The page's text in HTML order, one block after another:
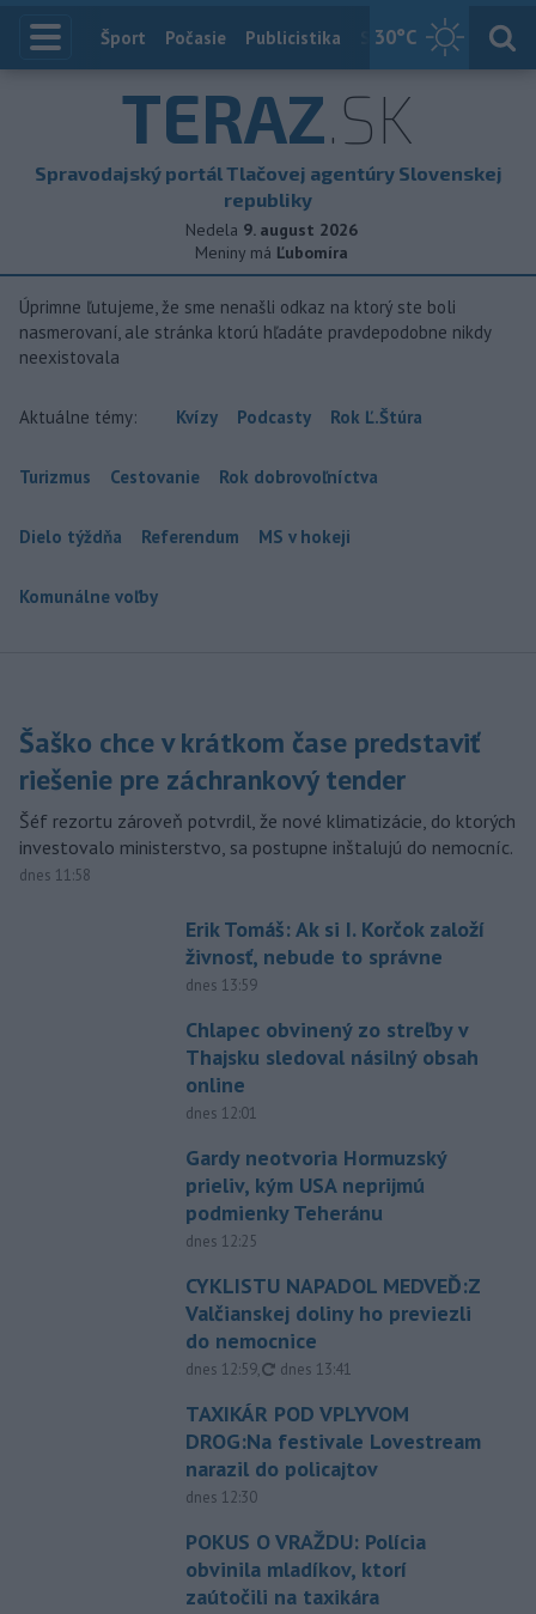
30°C
Index
Šport Počasie Publicistika Slovensko
TERAZ.SK
Spravodajský portál Tlačovej agentúry Slovenskej
republiky
Nedela 9. august 2026
Meniny má Ľubomíra
Úprimne ľutujeme, že sme nenašli odkaz na ktorý ste boli
nasmerovaní, ale stránka ktorú hľadáte pravdepodobne nikdy
neexistovala
Aktuálne témy: Kvízy Podcasty Rok Ľ.Štúra
Turizmus Cestovanie Rok dobrovoľníctva
Dielo týždňa Referendum MS v hokeji
Komunálne voľby
Šaško chce v krátkom čase predstaviť
riešenie pre záchrankový tender
Šéf rezortu zároveň potvrdil, že nové klimatizácie, do ktorých
investovalo ministerstvo, sa postupne inštalujú do nemocníc.
dnes 11:58
Erik Tomáš: Ak si I. Korčok založí
živnosť, nebude to správne
dnes 13:59
Chlapec obvinený zo streľby v
Thajsku sledoval násilný obsah
online
dnes 12:01
Gardy neotvoria Hormuzský
prieliv, kým USA neprijmú
podmienky Teheránu
dnes 12:25
CYKLISTU NAPADOL MEDVEĎ:Z
Valčianskej doliny ho previezli
do nemocnice
dnes 12:59, aktualizované
dnes 13:41
TAXIKÁR POD VPLYVOM
DROG:Na festivale Lovestream
narazil do policajtov
dnes 12:30
POKUS O VRAŽDU: Polícia
obvinila mladíkov, ktorí
zaútočili na taxikára